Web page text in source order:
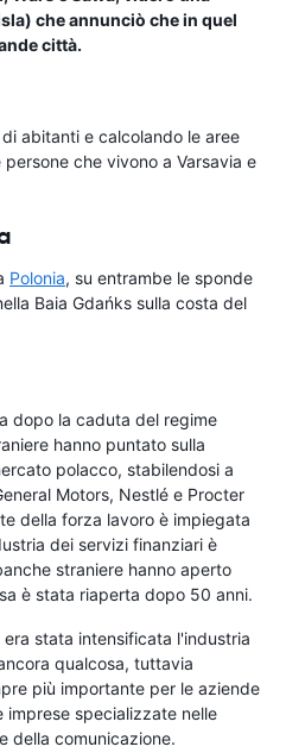
che annunciò che in quel
città.
abitanti e calcolando le aree
che vivono a Varsavia e
Polonia, su entrambe le sponde
Baia Gdańks sulla costa del
dopo la caduta del regime
hanno puntato sulla
polacco, stabilendosi a
Motors, Nestlé e Procter
della forza lavoro è impiegata
dei servizi finanziari è
straniere hanno aperto
è stata riaperta dopo 50 anni.
stata intensificata l'industria
qualcosa, tuttavia
più importante per le aziende
imprese specializzate nelle
della comunicazione.